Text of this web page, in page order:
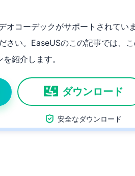
オコーデックがサポートされてい
さい。EaseUSのこの記事では、
紹介します。
ダウンロード
 安全なダウンロード